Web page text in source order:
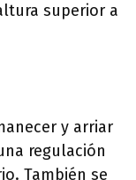
superior a
y arriar
regulación
También se